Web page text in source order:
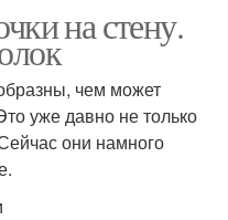
на стену.
чем может
уже давно не только
они намного